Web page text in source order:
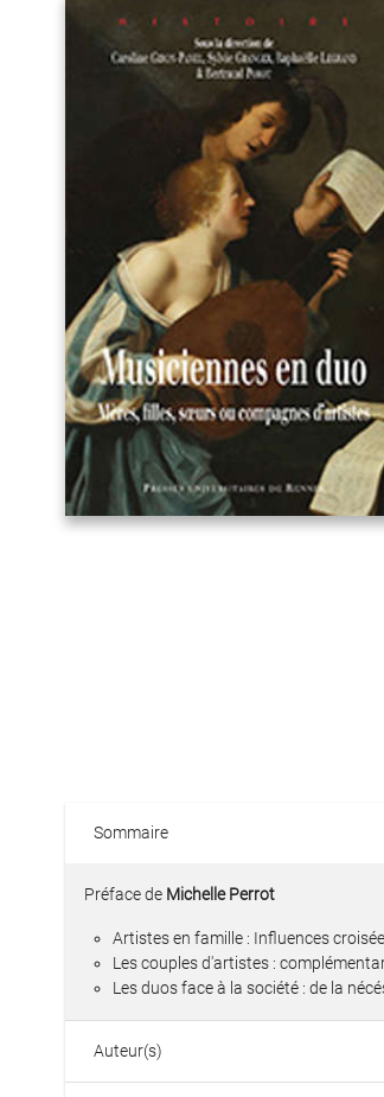
Sommaire
Préface de Michelle Perrot
Artistes en famille : Influences
Les couples d'artistes :
Les duos face à la société : de la
Auteur(s)